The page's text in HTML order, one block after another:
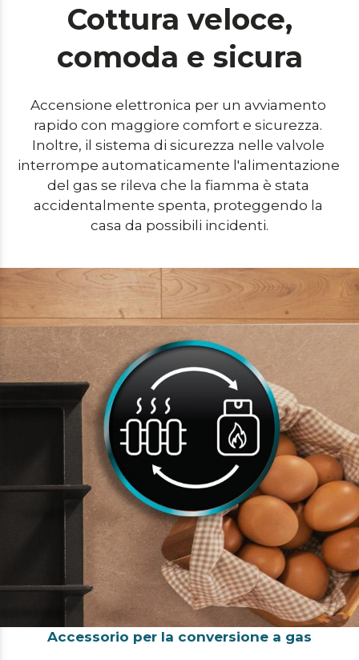
Cottura veloce,
comoda e sicura
Accensione elettronica per un avviamento
rapido con maggiore comfort e sicurezza.
Inoltre, il sistema di sicurezza nelle valvole
interrompe automaticamente l'alimentazione
del gas se rileva che la fiamma è stata
accidentalmente spenta, proteggendo la
casa da possibili incidenti.
Accessorio per la conversione a gas